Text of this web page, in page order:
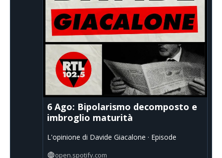
6 Ago: Bipolarismo decomposto e
imbroglio maturità
L'opinione di Davide Giacalone · Episode
open.spotify.com